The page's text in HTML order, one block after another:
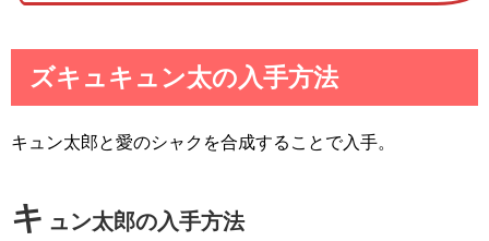
ズキュキュン太の入手方法
キュン太郎と愛のシャクを合成することで入手。
キ ュン太郎の入手方法